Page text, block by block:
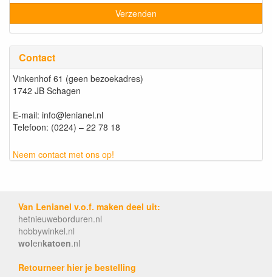
Contact
Vinkenhof 61 (geen bezoekadres)
1742 JB Schagen
E-mail: info@lenianel.nl
Telefoon: (0224) – 22 78 18
Neem contact met ons op!
Van Lenianel v.o.f. maken deel uit:
hetnieuweborduren.nl
hobbywinkel.nl
wolenkatoen.nl
Retourneer hier je bestelling